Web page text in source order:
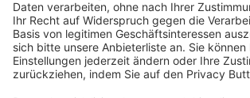
Trainerbörse
Login SpielPlus
FOLGE DEM BFV